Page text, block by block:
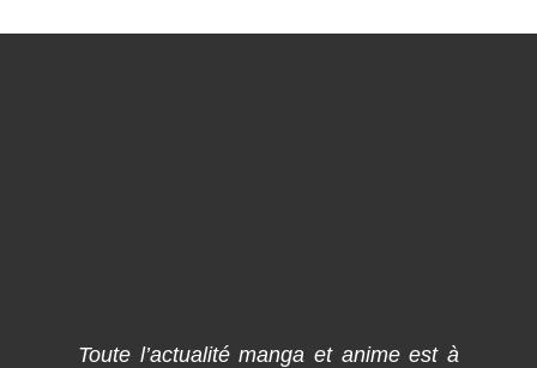
Toute l’actualité manga et anime est à